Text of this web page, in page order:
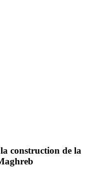
construction de la